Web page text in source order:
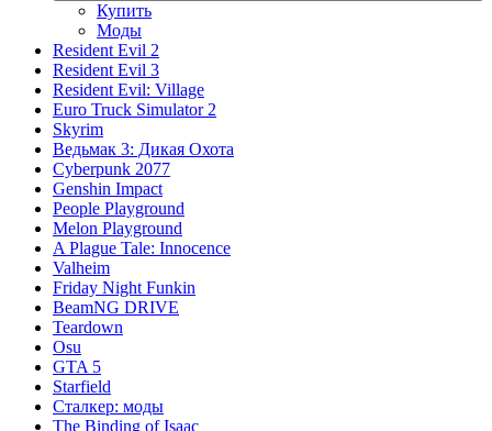
Купить
Моды
Resident Evil 2
Resident Evil 3
Resident Evil: Village
Euro Truck Simulator 2
Skyrim
Ведьмак 3: Дикая Охота
Cyberpunk 2077
Genshin Impact
People Playground
Melon Playground
A Plague Tale: Innocence
Valheim
Friday Night Funkin
BeamNG DRIVE
Teardown
Osu
GTA 5
Starfield
Сталкер: моды
The Binding of Isaac